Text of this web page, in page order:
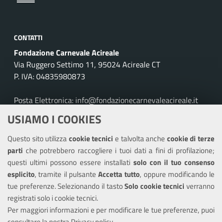
USIAMO I COOKIES
Questo sito utilizzacookie tecnicie talvolta anche cookie di terze
parti che potrebbero raccogliere i tuoi dati a fini di profilazione;
questi ultimi possono essere installati solo con il tuo consenso
esplicito, tramite il pulsante Accetta tutto, oppure modificando le
tue preferenze. Selezionando il tastoSolo cookie tecnici verranno
registrati solo i cookie tecnici.
Per maggiori informazioni e per modificare le tue preferenze, puoi
CONTATTI
Fondazione Carnevale Acireale
Via Ruggero Settimo 11, 95024 Acireale CT
P. IVA: 04835980873
Posta Elettronica: info@fondazionecarnevaleacireale.it
Leggi le FAQ
Amministrazione trasparente
Informativa privacy
Note legali
Dichiarazione di accessibilità